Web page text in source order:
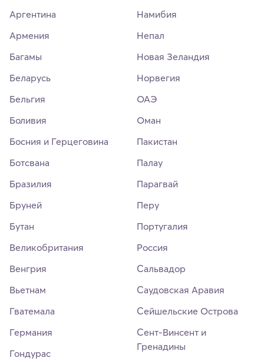
Аргентина
Армения
Багамы
Беларусь
Бельгия
Боливия
Босния и Герцеговина
Ботсвана
Бразилия
Бруней
Бутан
Великобритания
Венгрия
Вьетнам
Гватемала
Германия
Гондурас
Намибия
Непал
Новая Зеландия
Норвегия
ОАЭ
Оман
Пакистан
Палау
Парагвай
Перу
Португалия
Россия
Сальвадор
Саудовская Аравия
Сейшельские Острова
Сент-Винсент и
Гренадины